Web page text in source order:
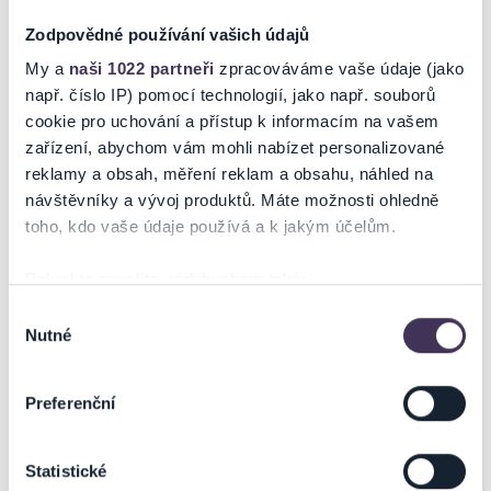
Zodpovědné používání vašich údajů
My a naši 1022 partneři zpracováváme vaše údaje (jako
např. číslo IP) pomocí technologií, jako např. souborů
cookie pro uchování a přístup k informacím na vašem
zařízení, abychom vám mohli nabízet personalizované
reklamy a obsah, měření reklam a obsahu, náhled na
návštěvníky a vývoj produktů. Máte možnosti ohledně
toho, kdo vaše údaje používá a k jakým účelům.
které mohou být přesné na několik metrů
skenování pro konkrétní charakteristiky (otisk prstu)
Zjistěte více o tom, jak zpracováváme vaše osobní
Svůj souhlas můžete kdykoliv změnit nebo odvolat v
souhlasu
Nutné
Preferenční
Statistické